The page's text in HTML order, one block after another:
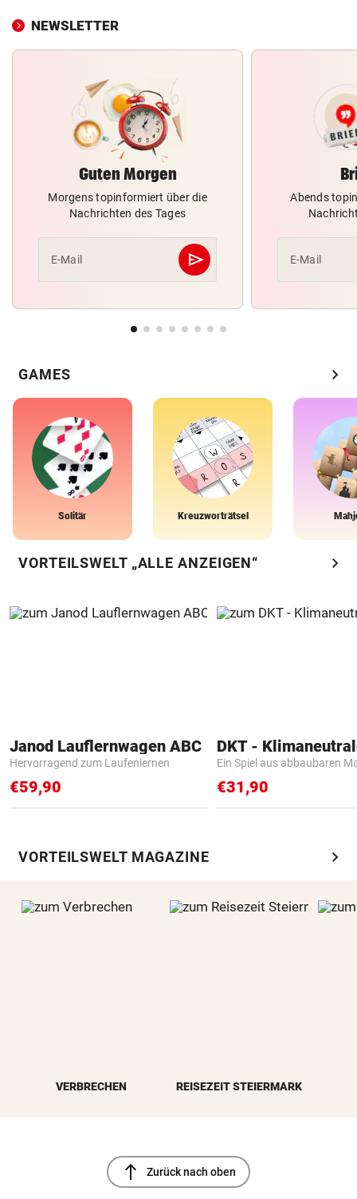
NEWSLETTER
Guten Morgen
Morgens topinformiert über die
Nachrichten des Tages
E-Mail send
Abschicken
Abends
E-Mail
GAMES chevron_right
Solitär Kreuzworträtsel
VORTEILSWELT „ALLE ANZEIGEN“ chevron_right
Janod Lauflernwagen ABC
Hervorragend zum Laufenlernen
€59,90
Ein Spiel aus abbaubaren
€31,90
VORTEILSWELT MAGAZINE chevron_right
VERBRECHEN REISEZEIT STEIERMARK
north Zurück nach oben